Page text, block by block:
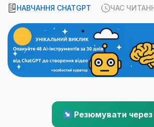
НАВЧАННЯ CHATGPT ЧАС
Резюмувати через